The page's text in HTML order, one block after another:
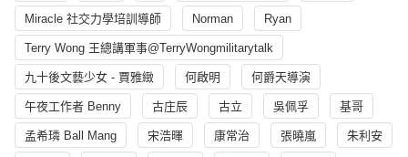
Miracle 社交力學培訓導師 Norman Ryan
Terry Wong 王總講軍事@TerryWongmilitarytalk
九十後文藝少女 - 賈雅緻 何啟明 何爵天導演
午夜工作者 Benny 古庄辰 古立 吳佩孚 基哥
孟希璘 Ball Mang 宋浩暉 康常治 張曉嵐 朱利安